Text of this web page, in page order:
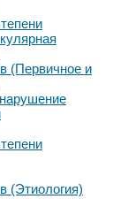
(Первичное и
(Этиология)